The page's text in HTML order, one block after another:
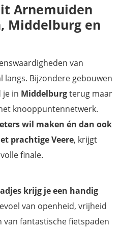
Arnemuiden
Middelburg en
van
langs. Bijzondere gebouwen
je in Middelburgterug maar
knooppuntennetwerk.
wil maken én dan ook
prachtige Veere, krijgt
finale.
krijg je een handig
van openheid, vrijheid
van fantastische fietspaden